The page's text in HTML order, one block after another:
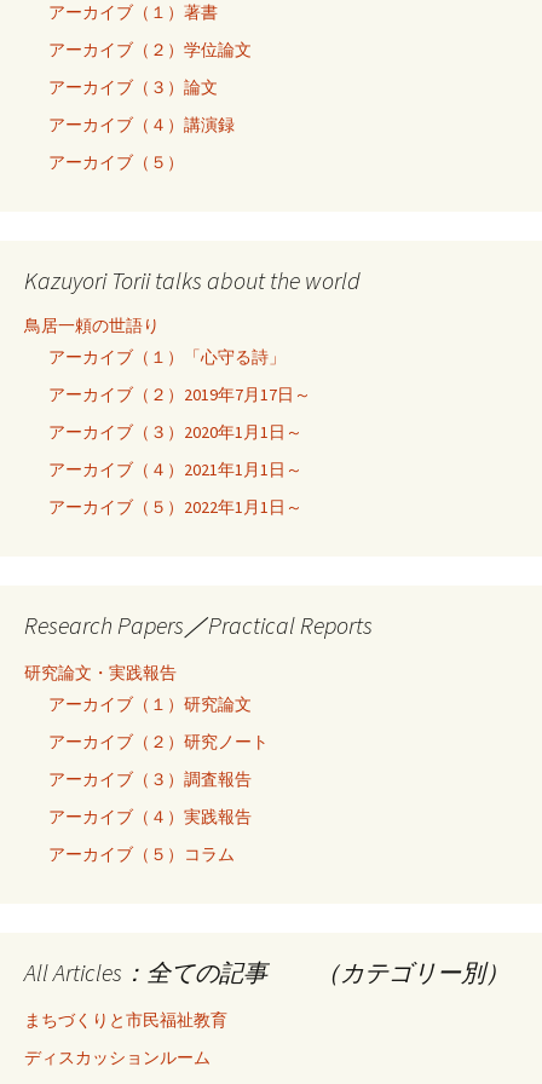
アーカイブ（１）著書
アーカイブ（２）学位論文
アーカイブ（３）論文
アーカイブ（４）講演録
アーカイブ（５）
Kazuyori Torii talks about the world
鳥居一頼の世語り
アーカイブ（１）「心守る詩」
アーカイブ（２）2019年7月17日～
アーカイブ（３）2020年1月1日～
アーカイブ（４）2021年1月1日～
アーカイブ（５）2022年1月1日～
Research Papers／Practical Reports
研究論文・実践報告
アーカイブ（１）研究論文
アーカイブ（２）研究ノート
アーカイブ（３）調査報告
アーカイブ（４）実践報告
アーカイブ（５）コラム
All Articles：全ての記事 （カテゴリー別）
まちづくりと市民福祉教育
ディスカッションルーム